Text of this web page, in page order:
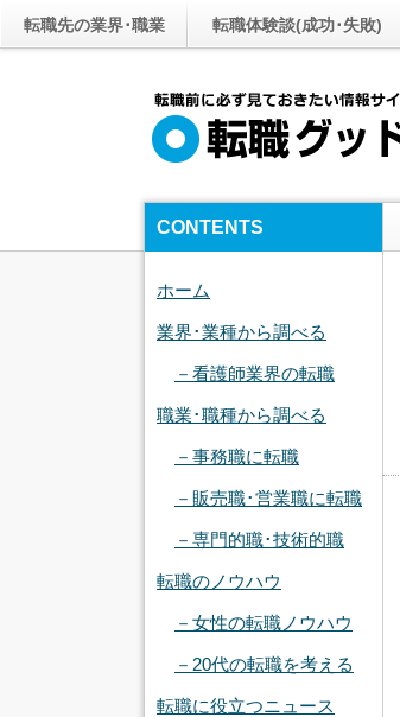
転職先の業界･職業 転職体験談(成功･失敗)
CONTENTS
ホーム
業界･業種から調べる
－看護師業界の転職
職業･職種から調べる
－事務職に転職
－販売職･営業職に転職
－専門的職･技術的職
転職のノウハウ
－女性の転職ノウハウ
－20代の転職を考える
転職に役立つニュース